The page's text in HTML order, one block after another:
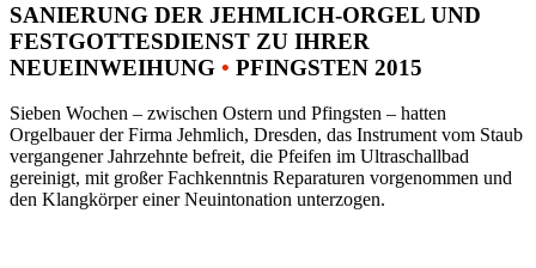
SANIERUNG DER JEHMLICH-ORGEL UND
FESTGOTTESDIENST ZU IHRER
NEUEINWEIHUNG • PFINGSTEN 2015
Sieben Wochen – zwischen Ostern und Pfingsten – hatten
Orgelbauer der Firma Jehmlich, Dresden, das Instrument vom Staub
vergangener Jahrzehnte befreit, die Pfeifen im Ultraschallbad
gereinigt, mit großer Fachkenntnis Reparaturen vorgenommen und
den Klangkörper einer Neuintonation unterzogen.